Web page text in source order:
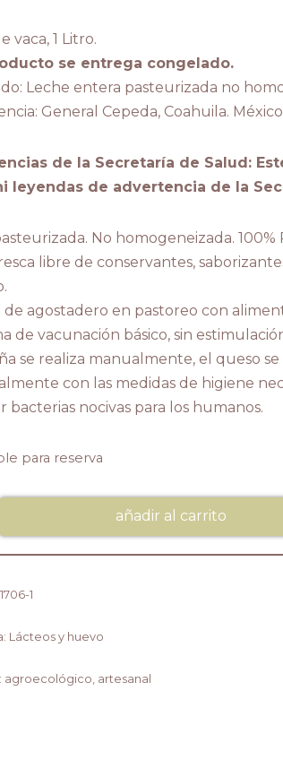
vaca, 1 Litro.
se entrega congelado.
Leche entera pasteurizada no
General Cepeda, Coahuila.
de la Secretaría de Salud:
leyendas de advertencia de la
No homogeneizada. 100%
libre de conservantes,
de agostadero en pastoreo con
de vacunación básico, sin
se realiza manualmente, el queso se
con las medidas de higiene
bacterias nocivas para los humanos.
para reserva
añadir al carrito
1
Lácteos y huevo
agroecológico artesanal